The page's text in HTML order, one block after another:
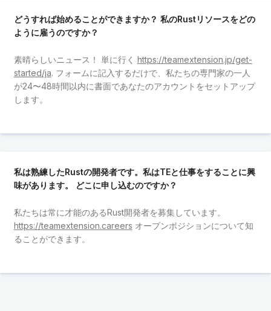
どうすれば始めることができますか？ 私のRustリソースをどの
ように雇うのですか？
素晴らしいニュース！ 単に行く https://teamextension.jp/get-
started/ja. フォームに記入するだけで、私たちの専門家の一人
が24〜48時間以内に書面であなたのアカウントをセットアップ
します。
私は熟練したRustの開発者です。私はTEと仕事をすることに興
味があります。 どこに申し込むのですか？
私たちは常に才能のあるRust開発者を募集しています。
https://teamextension.careers オープンポジションについて知
ることができます。